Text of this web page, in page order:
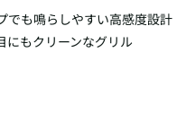
でも鳴らしやすい高感度設計
にもクリーンなグリル